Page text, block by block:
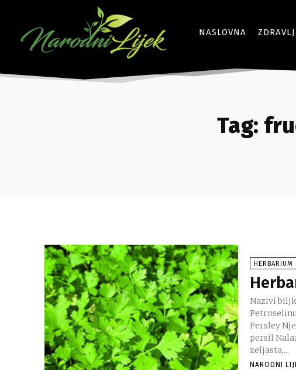
NASLOVNA
Tag:
HERBARIUM
Nazivi
Persley
persil Nalazište: Sadi se po vrtovima.
zeljasta,...
NARODNI